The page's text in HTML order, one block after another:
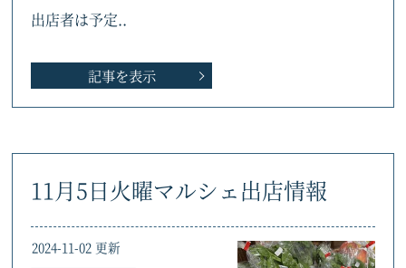
出店者は予定..
記事を表示
11月5日火曜マルシェ出店情報
2024-11-02 更新